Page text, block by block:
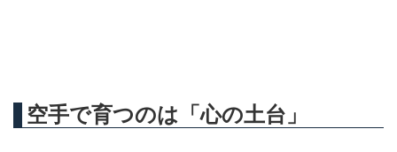
空手で育つのは「心の土台」